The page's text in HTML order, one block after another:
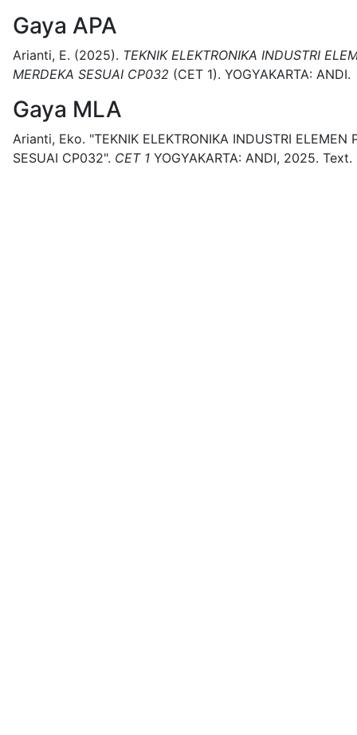
Gaya APA
Arianti, E. (2025). TEKNIK ELEKTRONIKA INDUSTRI
MERDEKA SESUAI CP032 (CET 1). YOGYAKARTA: ANDI.
Gaya MLA
Arianti, Eko. "TEKNIK ELEKTRONIKA INDUSTRI
SESUAI CP032". CET 1 YOGYAKARTA: ANDI, 2025. Text.